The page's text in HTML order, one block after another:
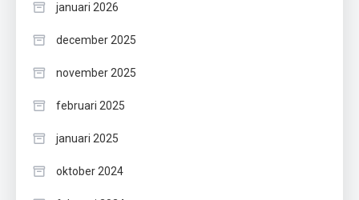
januari 2026
december 2025
november 2025
februari 2025
januari 2025
oktober 2024